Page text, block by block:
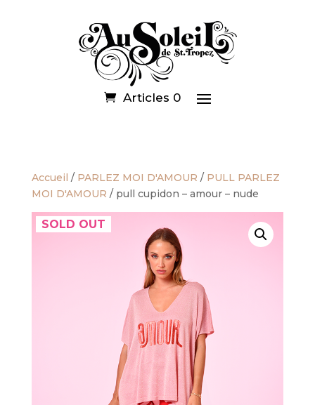
Articles 0
Accueil / PARLEZ MOI D'AMOUR / PULL PARLEZ
MOI D'AMOUR / pull cupidon – amour – nude
SOLD OUT